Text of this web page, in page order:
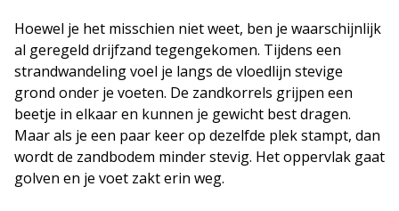
Hoewel je het misschien niet weet, ben je waarschijnlijk
al geregeld drijfzand tegengekomen. Tijdens een
strandwandeling voel je langs de vloedlijn stevige
grond onder je voeten. De zandkorrels grijpen een
beetje in elkaar en kunnen je gewicht best dragen.
Maar als je een paar keer op dezelfde plek stampt, dan
wordt de zandbodem minder stevig. Het oppervlak gaat
golven en je voet zakt erin weg.